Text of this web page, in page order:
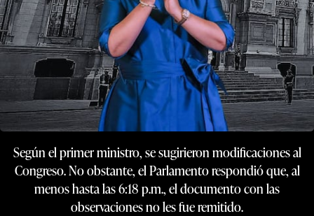
Según el primer ministro, se sugirieron modificaciones al
Congreso. No obstante, el Parlamento respondió que, al
menos hasta las 6:18 p.m., el documento con las
observaciones no les fue remitido.